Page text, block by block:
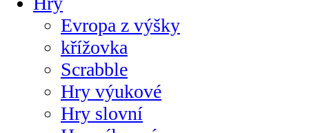
Evropa z výšky
křížovka
Scrabble
Hry výukové
Hry slovní